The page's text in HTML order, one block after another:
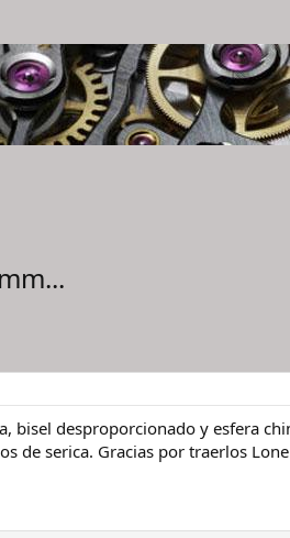
bisel desproporcionado y esfera
de serica. Gracias por traerlos